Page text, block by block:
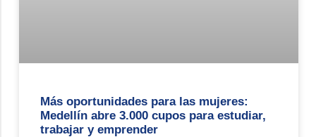
Más oportunidades para las mujeres:
Medellín abre 3.000 cupos para estudiar,
trabajar y emprender